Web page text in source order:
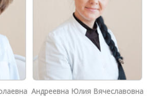
Андреевна Юлия Вячеславовна